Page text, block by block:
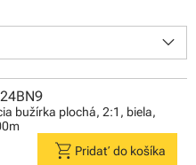
keyboard_arrow_down
bužírka plochá, 2:1, biela,
shopping_cart Pridať do košíka